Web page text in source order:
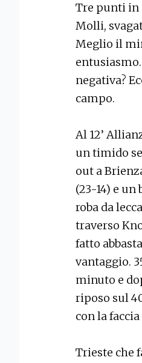
Tre punti in
Molli,
Meglio il
negativa?
campo.
Al 12’
un timido
out a
(23-14) e
roba da
traverso
fatto
vantaggio.
minuto e
riposo sul
con la
Trieste che